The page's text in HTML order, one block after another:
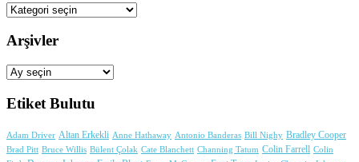
Kategoriler
Arşivler
Arşivler
Etiket Bulutu
Adam Driver Altan Erkekli Anne Hathaway Antonio Banderas Bill Nighy Bradley Cooper
Brad Pitt Bruce Willis Bülent Çolak Cate Blanchett Channing Tatum Colin Farrell Colin